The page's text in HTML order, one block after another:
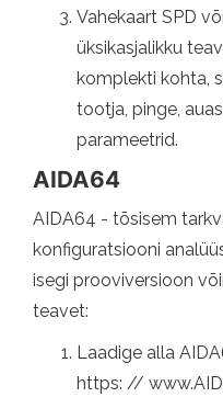
Vahekaart SPD
üksikasjalikku
komplekti kohta,
tootja, pinge,
parameetrid.
AIDA64
AIDA64 - tõsisem
konfiguratsiooni
isegi prooviversioon
teavet:
Laadige alla
https: //